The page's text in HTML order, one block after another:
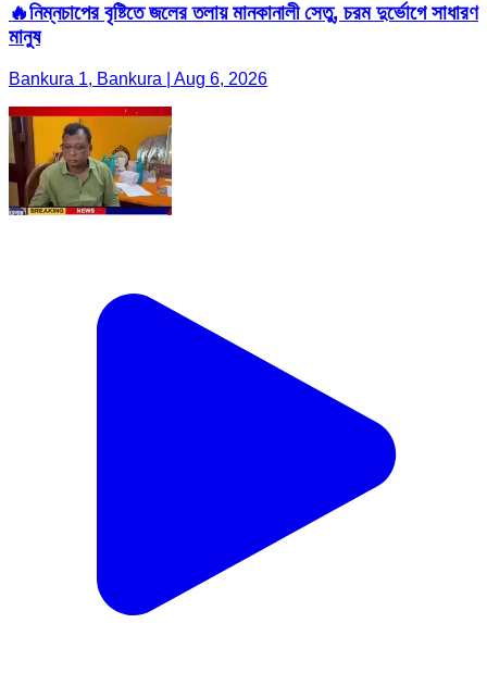
🔥নিম্নচাপের বৃষ্টিতে জলের তলায় মানকানালী সেতু, চরম দুর্ভোগে সাধারণ
মানুষ
Bankura 1, Bankura | Aug 6, 2026